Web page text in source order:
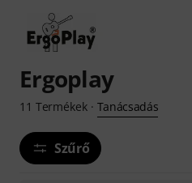
Ergoplay
11 Termékek· Tanácsadás
Szűrő